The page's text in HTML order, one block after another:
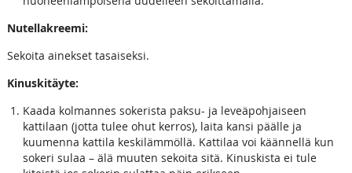
Nutellakreemi:
Sekoita ainekset tasaiseksi.
Kinuskitäyte:
Kaada kolmannes sokerista paksu- ja leveäpohjaiseen
kattilaan (jotta tulee ohut kerros), laita kansi päälle ja
kuumenna kattila keskilämmöllä. Kattilaa voi käännellä kun
sokeri sulaa – älä muuten sekoita sitä. Kinuskista ei tule